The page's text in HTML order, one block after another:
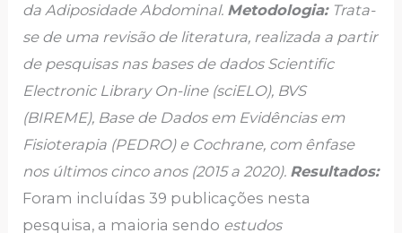
da Adiposidade Abdominal. Metodologia: Trata-
se de uma revisão de literatura, realizada a partir
de pesquisas nas bases de dados Scientific
Electronic Library On-line (sciELO), BVS
(BIREME), Base de Dados em Evidências em
Fisioterapia (PEDRO) e Cochrane, com ênfase
nos últimos cinco anos (2015 a 2020). Resultados:
Foram incluídas 39 publicações nesta
pesquisa, a maioria sendo estudos